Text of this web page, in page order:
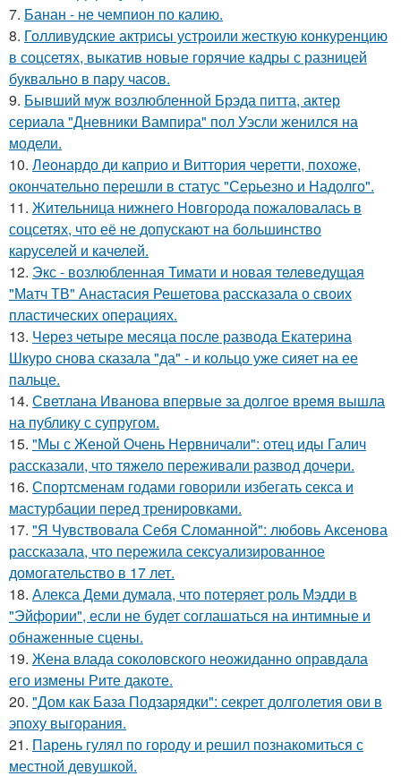
7. Банан - не чемпион по калию.
8. Голливудские актрисы устроили жесткую конкуренцию
в соцсетях, выкатив новые горячие кадры с разницей
буквально в пару часов.
9. Бывший муж возлюбленной Брэда питта, актер
сериала "Дневники Вампира" пол Уэсли женился на
модели.
10. Леонардо ди каприо и Виттория черетти, похоже,
окончательно перешли в статус "Серьезно и Надолго".
11. Жительница нижнего Новгорода пожаловалась в
соцсетях, что её не допускают на большинство
каруселей и качелей.
12. Экс - возлюбленная Тимати и новая телеведущая
"Матч ТВ" Анастасия Решетова рассказала о своих
пластических операциях.
13. Через четыре месяца после развода Екатерина
Шкуро снова сказала "да" - и кольцо уже сияет на ее
пальце.
14. Светлана Иванова впервые за долгое время вышла
на публику с супругом.
15. "Мы с Женой Очень Нервничали": отец иды Галич
рассказали, что тяжело переживали развод дочери.
16. Спортсменам годами говорили избегать секса и
мастурбации перед тренировками.
17. "Я Чувствовала Себя Сломанной": любовь Аксенова
рассказала, что пережила сексуализированное
домогательство в 17 лет.
18. Алекса Деми думала, что потеряет роль Мэдди в
"Эйфории", если не будет соглашаться на интимные и
обнаженные сцены.
19. Жена влада соколовского неожиданно оправдала
его измены Рите дакоте.
20. "Дом как База Подзарядки": секрет долголетия ови в
эпоху выгорания.
21. Парень гулял по городу и решил познакомиться с
местной девушкой.